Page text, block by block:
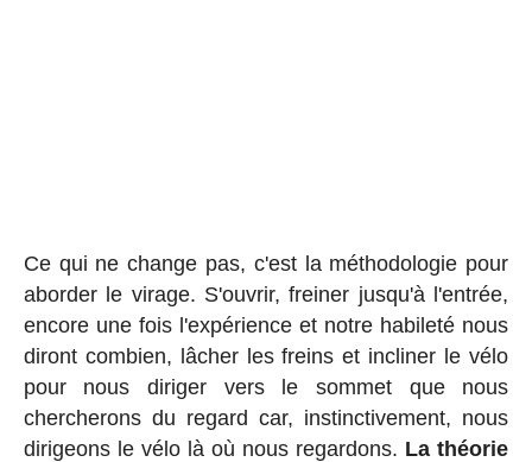
Ce qui ne change pas, c'est la méthodologie pour
aborder le virage. S'ouvrir, freiner jusqu'à l'entrée,
encore une fois l'expérience et notre habileté nous
diront combien, lâcher les freins et incliner le vélo
pour nous diriger vers le sommet que nous
chercherons du regard car, instinctivement, nous
dirigeons le vélo là où nous regardons. La théorie